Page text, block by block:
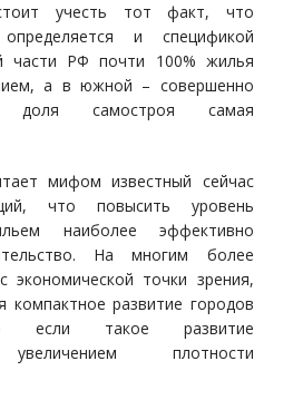
учесть тот факт, что
и спецификой
части РФ почти 100% жилья
а в южной – совершенно
доля самостроя самая
мифом известный сейчас
что повысить уровень
наиболее эффективно
На многим более
экономической точки зрения,
компактное развитие городов
если такое развитие
плотности